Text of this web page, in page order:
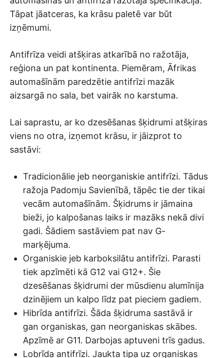
Tāpat jāatceras, ka krāsu paletē var būt
izņēmumi.
Antifrīza veidi atšķiras atkarībā no ražotāja,
reģiona un pat kontinenta. Piemēram, Āfrikas
automašīnām paredzētie antifrīzi mazāk
aizsargā no sala, bet vairāk no karstuma.
Lai saprastu, ar ko dzesēšanas šķidrumi atšķiras
viens no otra, izņemot krāsu, ir jāizprot to
sastāvi:
Tradicionālie jeb neorganiskie antifrīzi. Tādus
ražoja Padomju Savienībā, tāpēc tie der tikai
vecām automašīnām. Šķidrums ir jāmaina
bieži, jo kalpošanas laiks ir mazāks nekā divi
gadi. Šādiem sastāviem pat nav G-
marķējuma.
Organiskie jeb karboksilātu antifrīzi. Parasti
tiek apzīmēti kā G12 vai G12+. Šie
dzesēšanas šķidrumi der mūsdienu alumīnija
dzinējiem un kalpo līdz pat pieciem gadiem.
Hibrīda antifrīzi. Šāda šķidruma sastāvā ir
gan organiskas, gan neorganiskas skābes.
Apzīmē ar G11. Darbojas aptuveni trīs gadus.
Lobrīda antifrīzi. Jaukta tipa uz organiskas